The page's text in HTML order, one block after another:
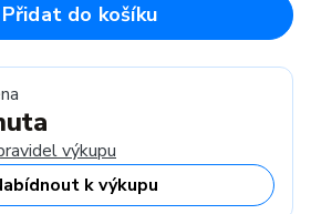
Přidat do košíku
výkupu
k výkupu